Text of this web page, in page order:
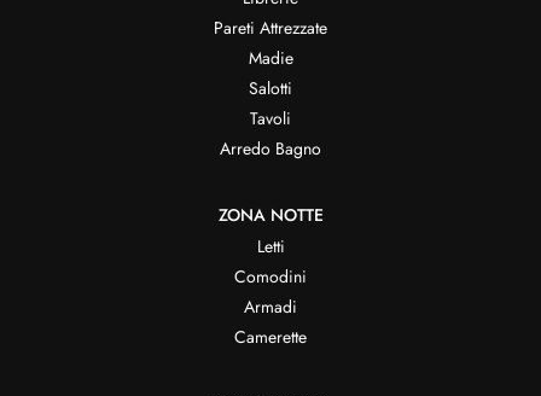
Pareti Attrezzate
Madie
Salotti
Tavoli
Arredo Bagno
ZONA NOTTE
Letti
Comodini
Armadi
Camerette